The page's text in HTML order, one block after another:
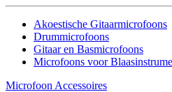
Akoestische Gitaarmicrofoons
Drummicrofoons
Gitaar en Basmicrofoons
Microfoons voor
Microfoon Accessoires